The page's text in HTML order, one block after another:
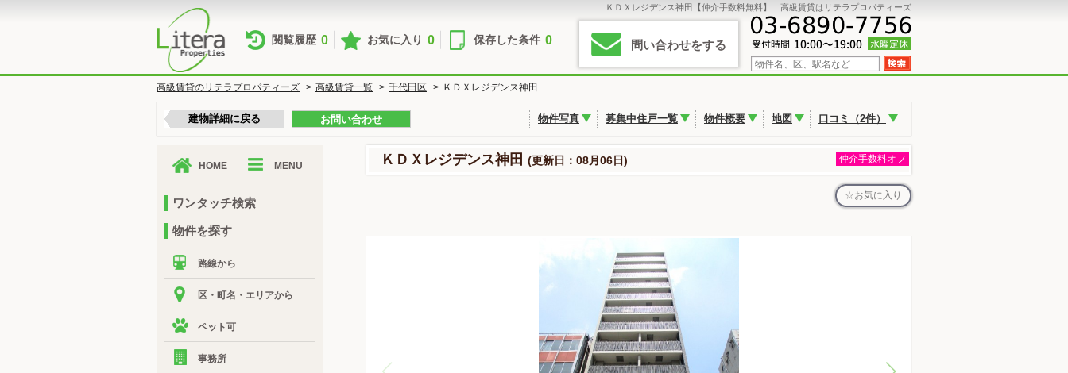
ＫＤＸレジデンス神田【仲介手数料無料】｜高級賃貸はリテラプロパティーズ
閲覧履歴 0 お気に入り 0 保存した条件 0 問い合わせをする
高級賃貸のリテラプロパティーズ > 高級賃貸一覧 > 千代田区 > ＫＤＸレジデンス神田
建物詳細に戻る お問い合わせ 物件写真 募集中住戸一覧 物件概要 地図 口コミ（2件）
ＫＤＸレジデンス神田 (更新日：08月06日) 仲介手数料オフ
お気に入り
HOME MENU
ワンタッチ検索
物件を探す
路線から
区・町名・エリアから
ペット可
事務所